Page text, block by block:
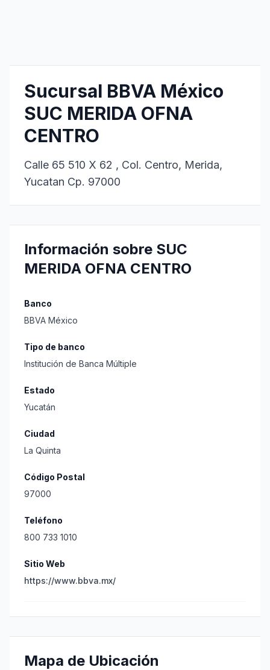
Sucursal BBVA México
SUC MERIDA OFNA
CENTRO
Calle 65 510 X 62 , Col. Centro, Merida,
Yucatan Cp. 97000
Información sobre SUC
MERIDA OFNA CENTRO
Banco
BBVA México
Tipo de banco
Institución de Banca Múltiple
Estado
Yucatán
Ciudad
La Quinta
Código Postal
97000
Teléfono
800 733 1010
Sitio Web
https://www.bbva.mx/
Mapa de Ubicación